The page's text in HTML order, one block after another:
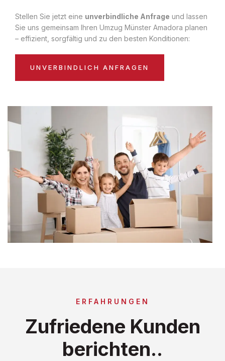
Stellen Sie jetzt eine unverbindliche Anfrage und lassen
Sie uns gemeinsam Ihren Umzug Münster Amadora planen
– effizient, sorgfältig und zu den besten Konditionen:
UNVERBINDLICH ANFRAGEN
ERFAHRUNGEN
Zufriedene Kunden
berichten..